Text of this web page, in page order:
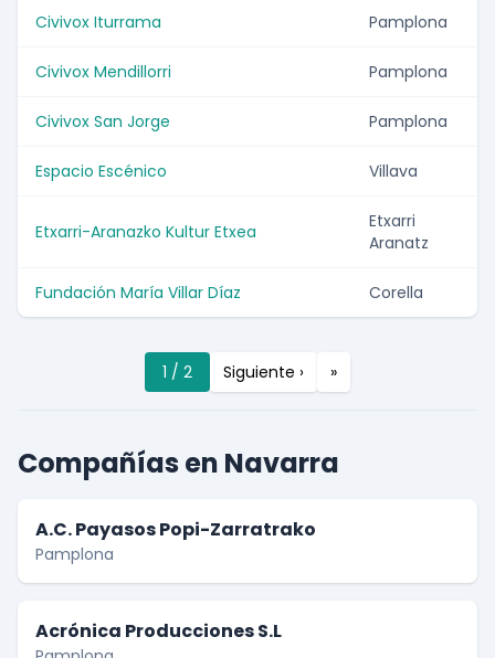
Civivox Iturrama Pamplona
Civivox Mendillorri Pamplona
Civivox San Jorge Pamplona
Espacio Escénico Villava
Etxarri-Aranazko Kultur Etxea
Etxarri
Aranatz
Fundación María Villar Díaz Corella
1 / 2 Siguiente › »
Compañías en Navarra
A.C. Payasos Popi-Zarratrako
Pamplona
Acrónica Producciones S.L